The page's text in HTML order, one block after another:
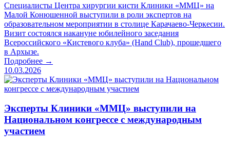
Специалисты Центра хирургии кисти Клиники «ММЦ» на
Малой Конюшенной выступили в роли экспертов на
образовательном мероприятии в столице Карачаево-Черкесии.
Визит состоялся накануне юбилейного заседания
Всероссийского «Кистевого клуба» (Hand Club), прошедшего
в Архызе.
Подробнее →
10.03.2026
Эксперты Клиники «ММЦ» выступили на
Национальном конгрессе с международным
участием